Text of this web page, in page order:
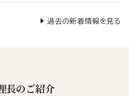
過去の新着情報を見る
長のご紹介